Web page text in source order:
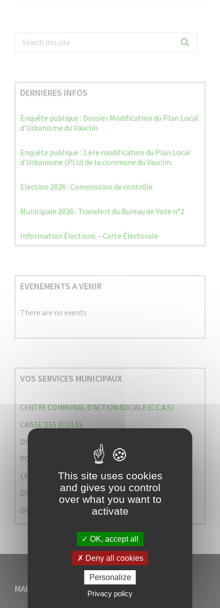
DERNIERES INFOS
Enquête publique : Dossier Modification du Plan Local
d’Urbanisme du Vauclin
Enquête publique : 1 ère modification du Plan Local
d’Urbanisme (PLU) de la commune du Vauclin.
Election 2026 : Commission de contrôle
Municipale 2026 : Transfert du Bureau de Vote n°2
Information Élections – Carte Électorale
EVENEMENTS A VENIR
There are no events
VOS SERVICES MUNICIPAUX
CENTRE COMMUNAL D’ACTION SOCIALE (C.C.A.S)
CAISSE DES ÉCOLES
DIRECTION DES SERVICES TECHNIQUES
POLICE MUNICIPALE
LE CABINET DU MAIRE
DIRECTION DES RESSOURCES ET MOYENS
DIRECTION DU DEVELLOPPEMENT URBAIN DURABL
MAIRIE DU VAUCLIN
This site uses cookies
and gives you control
over what you want to
activate
OK, accept all
Deny all cookies
Personalize
Privacy policy